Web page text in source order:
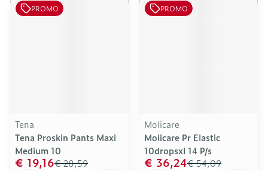
PROMO
Tena
Tena Proskin Pants Maxi
Medium 10
€ 28,59
€ 19,16
PROMO
Molicare
Molicare Pr Elastic
10dropsxl 14 P/s
€ 54,09
€ 36,24